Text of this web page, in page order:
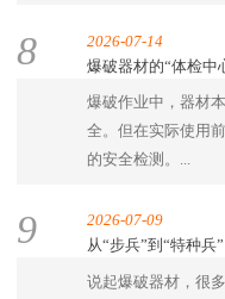
8
2026-07-14
爆破器材的“体检中
爆破作业中，器材
全。但在实际使用
的安全检测。...
9
2026-07-09
从“步兵”到“特种兵
说起爆破器材，很